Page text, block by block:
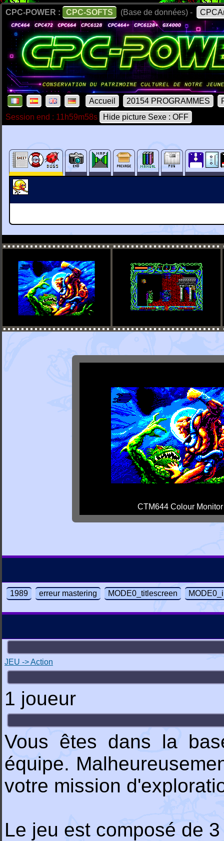
CPC-POWER : CPC-SOFTS (Base de données) -
Accueil 20154 PROGRAMMES
Session end : 11h59m58s
Hide picture Sexe : OFF
CTM644 Colour Monitor
1989 erreur mastering MODE0_titlescreen
JEU -> Action
1 joueur
Vous êtes dans la
équipe.
votre mission
Le jeu est composé de